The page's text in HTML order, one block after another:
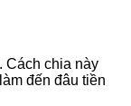
Cách chia này
đến đâu tiền